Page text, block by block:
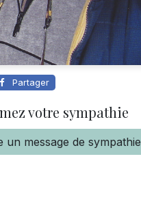
Partager
votre sympathie
un message de sympathie